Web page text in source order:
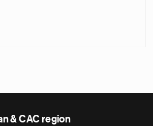
& CAC region